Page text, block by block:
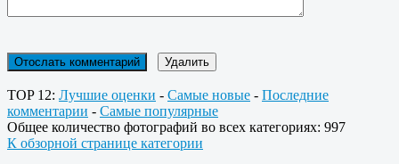
TOP 12: Лучшие оценки - Самые новые - Последние
комментарии - Самые популярные
Общее количество фотографий во всех категориях: 997
К обзорной странице категории